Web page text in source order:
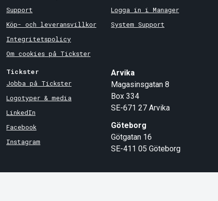
Support
Köp- och leveransvillkor
Integritetspolicy
Om cookies på Tickster
Logga in i Manager
System Support
Tickster
Jobba på Tickster
Logotyper & media
LinkedIn
Facebook
Instagram
Arvika
Magasinsgatan 8
Box 334
SE-671 27 Arvika
Göteborg
Götgatan 16
SE-411 05 Göteborg